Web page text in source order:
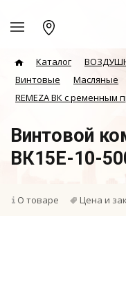
Каталог
Винтовые
Масляные
REMEZA ВК с ременным
Винтовой
ВК15E-10-
О товаре Цена и